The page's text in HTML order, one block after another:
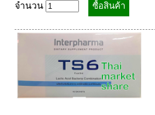
จำนวน